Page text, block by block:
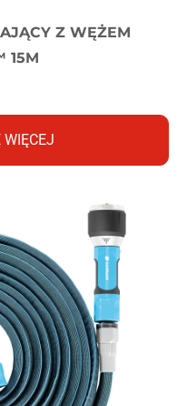
Z WĘŻEM
15M
WIĘCEJ